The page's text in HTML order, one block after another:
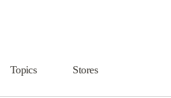
Topics Stores